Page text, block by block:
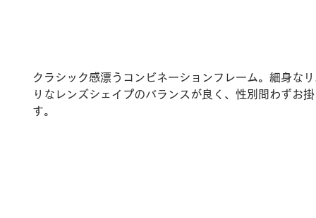
クラシック感漂うコンビネーションフレーム。細身な
りなレンズシェイプのバランスが良く、性別問わずお
す。